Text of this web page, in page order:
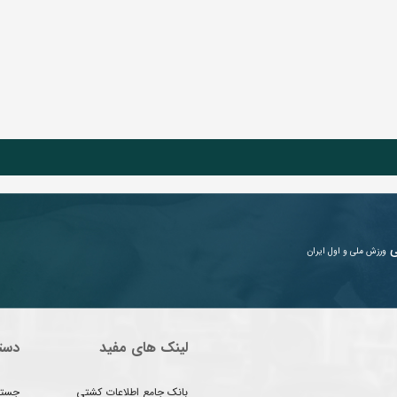
ورزش ملی و اول ایران
لینک های مفید
بانک جامع اطلاعات کشتی